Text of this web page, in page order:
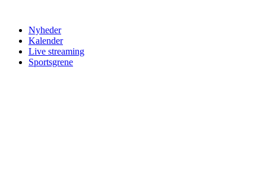
Nyheder
Kalender
Live streaming
Sportsgrene